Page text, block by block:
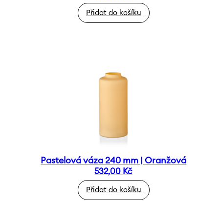
Přidat do košíku
Pastelová váza 240 mm | Oranžová
532,00 Kč
Přidat do košíku